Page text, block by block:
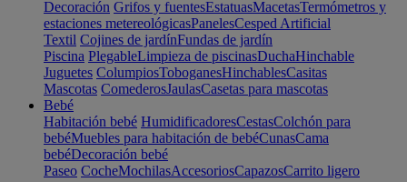
Decoración Grifos y fuentesEstatuasMacetasTermómetros y
estaciones metereológicasPanelesCesped Artificial
Textil Cojines de jardínFundas de jardín
Piscina PlegableLimpieza de piscinasDuchaHinchable
Juguetes ColumpiosToboganesHinchablesCasitas
Mascotas ComederosJaulasCasetas para mascotas
Bebé
Habitación bebé HumidificadoresCestasColchón para
bebéMuebles para habitación de bebéCunasCama
bebéDecoración bebé
Paseo CocheMochilasAccesoriosCapazosCarrito ligero